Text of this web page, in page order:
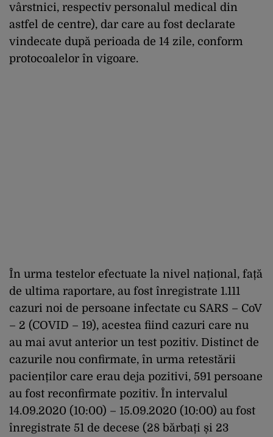
vârstnici, respectiv personalul medical din
astfel de centre), dar care au fost declarate
vindecate după perioada de 14 zile, conform
protocoalelor în vigoare.
În urma testelor efectuate la nivel național, față
de ultima raportare, au fost înregistrate 1.111
cazuri noi de persoane infectate cu SARS – CoV
– 2 (COVID – 19), acestea fiind cazuri care nu
au mai avut anterior un test pozitiv. Distinct de
cazurile nou confirmate, în urma retestării
pacienților care erau deja pozitivi, 591 persoane
au fost reconfirmate pozitiv. În intervalul
14.09.2020 (10:00) – 15.09.2020 (10:00) au fost
înregistrate 51 de decese (28 bărbați și 23